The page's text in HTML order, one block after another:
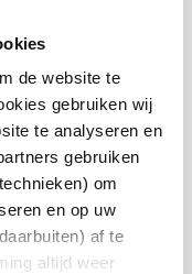
de website te
gebruiken wij
te analyseren en
gebruiken
om
en op uw
af te
altijd weer